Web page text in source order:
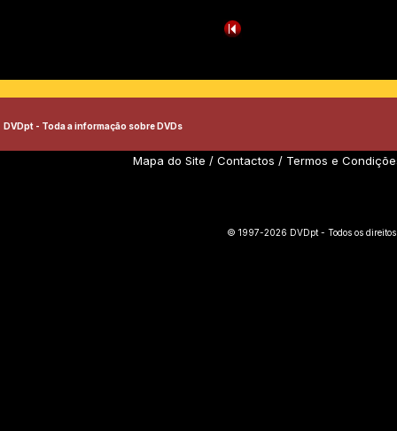
DVDpt - Toda a informação sobre DVDs
Mapa do Site / Contactos / Termos e
© 1997-2026 DVDpt - Todos os direitos